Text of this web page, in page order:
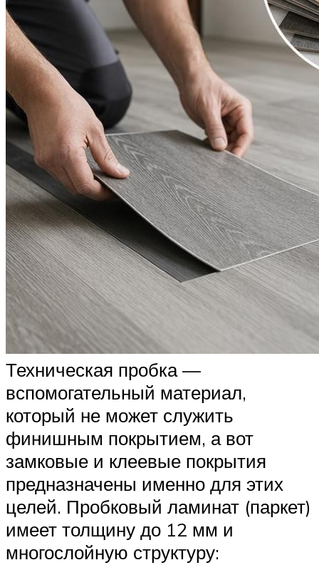
Техническая пробка —
вспомогательный материал,
который не может служить
финишным покрытием, а вот
замковые и клеевые покрытия
предназначены именно для этих
целей. Пробковый ламинат (паркет)
имеет толщину до 12 мм и
многослойную структуру: